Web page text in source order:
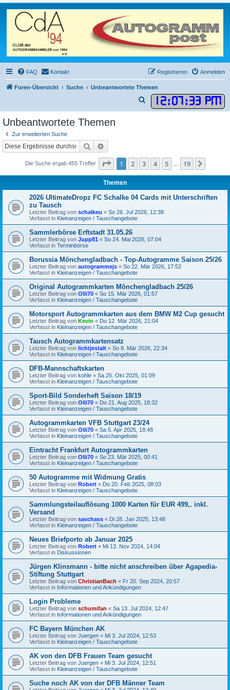
FAQ Kontakt Anmelden
Registrieren
Foren-Übersicht Suche Unbeantwortete Themen
12:07:33 PM
u
Unbeantwortete Themen
Zur erweiterten Suche
Suche
Die Suche ergab 455 Treffer Seite 1von 19
1 2 3 4 5 19
Themen
2026 UltimateDropz FC Schalke 04 Cards mit Unterschriften
zu Tausch
Letzter Beitrag von schalkeu « So 26. Jul 2026, 12:38
Verfasst in Kleinanzeigen / Tauschangebote
Sammlerbörse Erftstadt 31.05.26
Letzter Beitrag von Jupp81 « So 24. Mai 2026, 07:04
Verfasst in Terminbörse
Borussia Mönchengladbach - Top-Autogramme Saison 25/26
Letzter Beitrag von autogrammejs « So 22. Mär 2026, 17:52
Verfasst in Kleinanzeigen / Tauschangebote
Original Autogrammkarten Mönchengladbach 25/26
Letzter Beitrag von Olli70 « So 15. Mär 2026, 01:57
Verfasst in Kleinanzeigen / Tauschangebote
Motorsport Autogrammkarten aus dem BMW M2 Cup gesucht
Letzter Beitrag von Kevin « Do 12. Mär 2026, 21:04
Verfasst in Kleinanzeigen / Tauschangebote
Tausch Autogrammkartensatz
Letzter Beitrag von lichtjestalt « So 8. Mär 2026, 22:34
Verfasst in Kleinanzeigen / Tauschangebote
DFB-Mannschaftskarten
Letzter Beitrag von kohle « Sa 25. Okt 2025, 01:09
Verfasst in Kleinanzeigen / Tauschangebote
Sport-Bild Sonderheft Saison 18/19
Letzter Beitrag von Olli70 « Do 21. Aug 2025, 18:32
Verfasst in Kleinanzeigen / Tauschangebote
Autogrammkarten VFB Stuttgart 23/24
Letzter Beitrag von Olli70 « Sa 5. Apr 2025, 18:48
Verfasst in Kleinanzeigen / Tauschangebote
Eintracht Frankfurt Autogrammkarten
Letzter Beitrag von Olli70 « So 23. Mär 2025, 00:41
Verfasst in Kleinanzeigen / Tauschangebote
50 Autogramme mit Widmung Gratis
Letzter Beitrag von Robert « Do 20. Feb 2025, 08:03
Verfasst in Kleinanzeigen / Tauschangebote
Sammlungsteilauflösung 1000 Karten für EUR 499,. inkl.
Versand
Letzter Beitrag von saschass « Di 28. Jan 2025, 13:48
Verfasst in Kleinanzeigen / Tauschangebote
Neues Briefporto ab Januar 2025
Letzter Beitrag von Robert « Mi 13. Nov 2024, 14:04
Verfasst in Diskussionen
Jürgen Klinsmann - bitte nicht anschreiben über Agapedia-
Stiftung Stuttgart
Letzter Beitrag von ChristianBach « Fr 20. Sep 2024, 20:57
Verfasst in Informationen und Ankündigungen
Login Probleme
Letzter Beitrag von schumifan « Sa 13. Jul 2024, 12:47
Verfasst in Informationen und Ankündigungen
FC Bayern München AK
Letzter Beitrag von Juergen « Mi 3. Jul 2024, 12:53
Verfasst in Kleinanzeigen / Tauschangebote
AK von den DFB Frauen Team gesucht
Letzter Beitrag von Juergen « Mi 3. Jul 2024, 12:51
Verfasst in Kleinanzeigen / Tauschangebote
Suche noch AK von der DFB Männer Team